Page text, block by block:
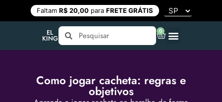
Faltam R$ 20,00para FRETE GRÁTIS
EL
KING
0
Como jogar cacheta: regras e
objetivos